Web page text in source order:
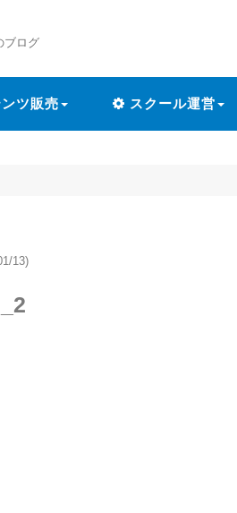
ブログ
ツ販売 スクール運営
» 「1人で
13)